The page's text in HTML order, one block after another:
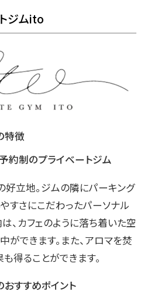
ジムito
特徴
約制のプライベートジム
立地。ジムの隣にパーキング
すさにこだわったパーソナル
、カフェのように落ち着いた空
ができます。また、アロマを焚
も得ることができます。
すすめポイント